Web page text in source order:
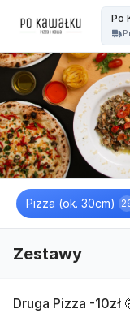
Pizza (ok. 30cm)
Zestawy
Druga Pizza -10zł